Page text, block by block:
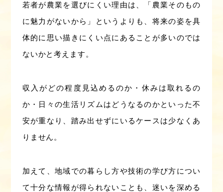
若者が農業を選びにくい理由は、「農業そのもの
に魅力がないから」というよりも、将来の姿を具
体的に思い描きにくい点にあることが多いのでは
ないかと考えます。
収入がどの程度見込めるのか・休みは取れるの
か・日々の生活リズムはどうなるのかといった不
安が重なり、踏み出せずにいるケースは少なくあ
りません。
加えて、地域での暮らし方や技術の学び方につい
て十分な情報が得られないことも、迷いを深める